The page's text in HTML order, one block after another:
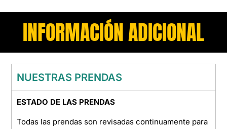
INFORMACIÓN ADICIONAL
NUESTRAS PRENDAS
ESTADO DE LAS PRENDAS
Todas las prendas son revisadas continuamente para